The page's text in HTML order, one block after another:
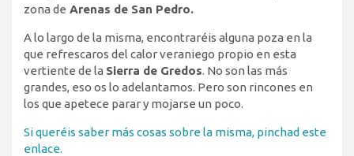
zona de Arenas de San Pedro.
A lo largo de la misma, encontraréis alguna poza en la
que refrescaros del calor veraniego propio en esta
vertiente de la Sierra de Gredos. No son las más
grandes, eso os lo adelantamos. Pero son rincones en
los que apetece parar y mojarse un poco.
Si queréis saber más cosas sobre la misma, pinchad este
enlace.